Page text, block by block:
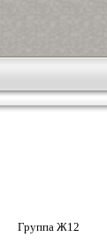
Ж12